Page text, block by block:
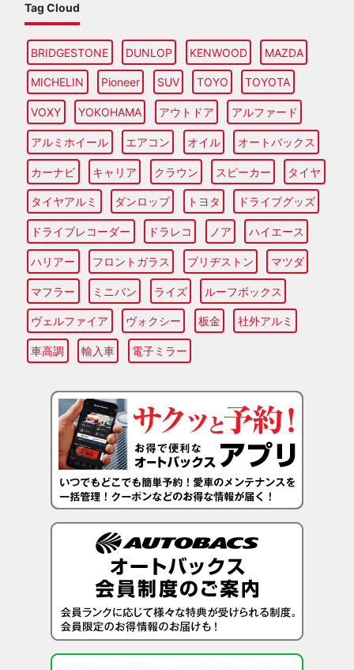
Tag Cloud
BRIDGESTONE DUNLOP KENWOOD MAZDA
MICHELIN Pioneer SUV TOYO TOYOTA
VOXY YOKOHAMA アウトドア アルファード
アルミホイール エアコン オイル オートバックス
カーナビ キャリア クラウン スピーカー タイヤ
タイヤアルミ ダンロップ トヨタ ドライブグッズ
ドライブレコーダー ドラレコ ノア ハイエース
ハリアー フロントガラス ブリヂストン マツダ
マフラー ミニバン ライズ ルーフボックス
ヴェルファイア ヴォクシー 板金 社外アルミ
車高調 輸入車 電子ミラー